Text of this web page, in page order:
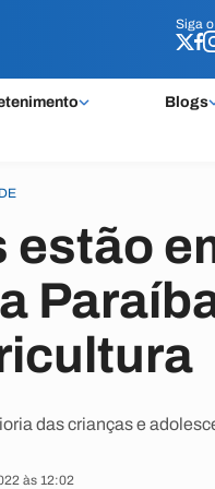
Siga o
Blogs
Siga o
estão
das crianças e
às 12:02